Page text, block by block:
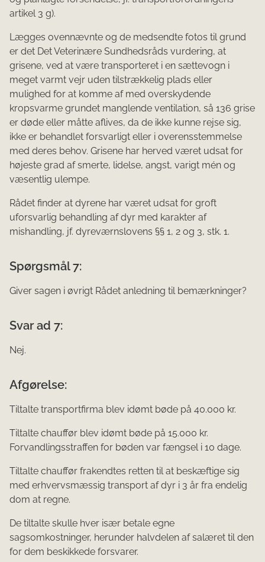
artikel 3 g).
Lægges ovennævnte og de medsendte fotos til grund
er det Det Veterinære Sundhedsråds vurdering, at
grisene, ved at være transporteret i en sættevogn i
meget varmt vejr uden tilstrækkelig plads eller
mulighed for at komme af med overskydende
kropsvarme grundet manglende ventilation, så 136 grise
er døde eller måtte aflives, da de ikke kunne rejse sig,
ikke er behandlet forsvarligt eller i overensstemmelse
med deres behov. Grisene har herved været udsat for
højeste grad af smerte, lidelse, angst, varigt mén og
væsentlig ulempe.
Rådet finder at dyrene har været udsat for groft
uforsvarlig behandling af dyr med karakter af
mishandling, jf. dyreværnslovens §§ 1, 2 og 3, stk. 1.
Spørgsmål 7:
Giver sagen i øvrigt Rådet anledning til bemærkninger?
Svar ad 7:
Nej.
Afgørelse:
Tiltalte transportfirma blev idømt bøde på 40.000 kr.
Tiltalte chauffør blev idømt bøde på 15.000 kr.
Forvandlingsstraffen for bøden var fængsel i 10 dage.
Tiltalte chauffør frakendtes retten til at beskæftige sig
med erhvervsmæssig transport af dyr i 3 år fra endelig
dom at regne.
De tiltalte skulle hver især betale egne
sagsomkostninger, herunder halvdelen af salæret til den
for dem beskikkede forsvarer.